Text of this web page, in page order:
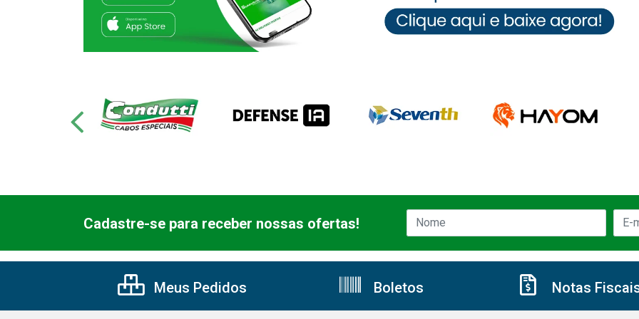
Cadastre-se para receber nossas ofertas!
Meus Pedidos Boletos Notas